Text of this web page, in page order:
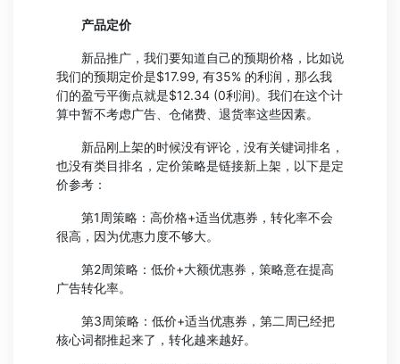
产品定价
新品推广，我们要知道自己的预期价格，比如说
我们的预期定价是$17.99, 有35% 的利润，那么我
们的盈亏平衡点就是$12.34 (0利润)。我们在这个计
算中暂不考虑广告、仓储费、退货率这些因素。
新品刚上架的时候没有评论，没有关键词排名，
也没有类目排名，定价策略是链接新上架，以下是定
价参考：
第1周策略：高价格+适当优惠券，转化率不会
很高，因为优惠力度不够大。
第2周策略：低价+大额优惠券，策略意在提高
广告转化率。
第3周策略：低价+适当优惠券，第二周已经把
核心词都推起来了，转化越来越好。